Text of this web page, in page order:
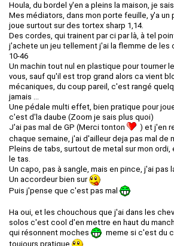
Houla, du bordel y'en a pleins la maison, je
Mes médiators, dans mon porte feuille, y'a un
joue surtout sur des tortex sharp 1,14.
Des cordes, qui trainent par ci par là, à tel
j'achete un jeu tellement j'ai la flemme de les
10-46
Un machin tout nul en plastique pour tourner
vous, sauf qu'il est trop grand alors ca vient
mécaniques, du coup pareil, c'est rangé
jamais ...
Une pédale multi effet, bien pratique pour
c'est d'la daube (Zoom je sais plus quoi)
J'ai pas mal de GP (Merci tonton
) et j'en
chaque semaine, j'ai d'ailleur deja pas mal de
Pleins de tabs, surtout de metal sur mon
le tas.
Un capo, pas à sangle, mais en pince, j'ai pas
Un accordeur bien sur
Puis j'pense que c'est pas mal
Ha oui, et les chouchous que j'ai dans les
solos c'est cool d'en mettre en haut du
qui résonnent moches
meme si c'est du
toujours pratique